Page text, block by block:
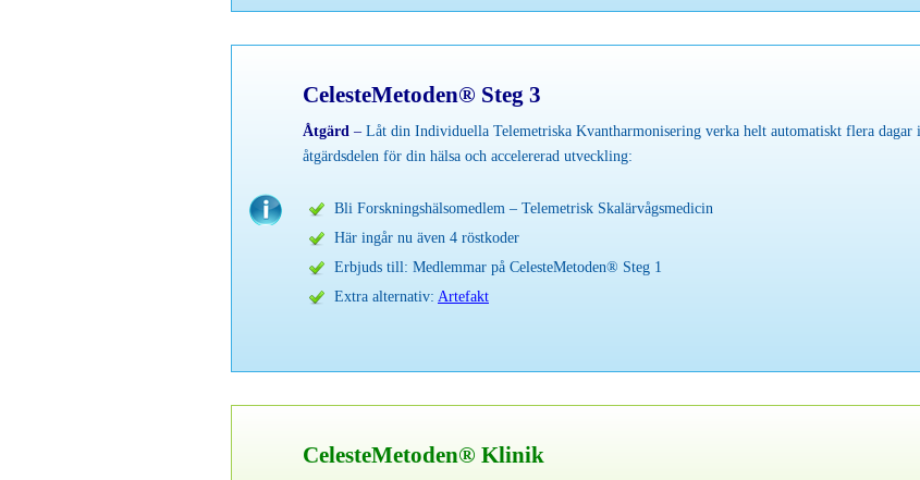
CelesteMetoden® Steg 3
Åtgärd – Låt din Individuella Telemetriska Kvantharmonisering verka helt automatiskt flera dagar
åtgärdsdelen för din hälsa och accelererad utveckling:
Bli Forskningshälsomedlem – Telemetrisk Skalärvågsmedicin
Här ingår nu även 4 röstkoder
Erbjuds till: Medlemmar på CelesteMetoden® Steg 1
Extra alternativ: Artefakt
CelesteMetoden® Klinik